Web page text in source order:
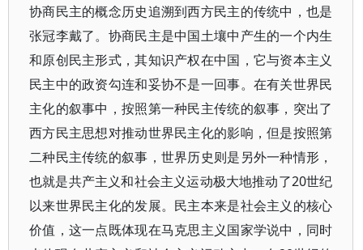
协商民主的概念历史追溯到西方民主的传统中，也是
张冠李戴了。协商民主是中国土壤中产生的一个内生
和原创民主形式，其知识产权在中国，它与资本主义
民主中的政资勾连和妥协不是一回事。在有关世界民
主化的叙事中，按照第一种民主传统的叙事，突出了
西方民主思想对推动世界民主化的影响，但是按照第
二种民主传统的叙事，世界历史则是另外一种情形，
也就是共产主义和社会主义运动极大地推动了20世纪
以来世界民主化的发展。民主本来是社会主义的核心
价值，这一点既体现在马克思主义国家学说中，同时